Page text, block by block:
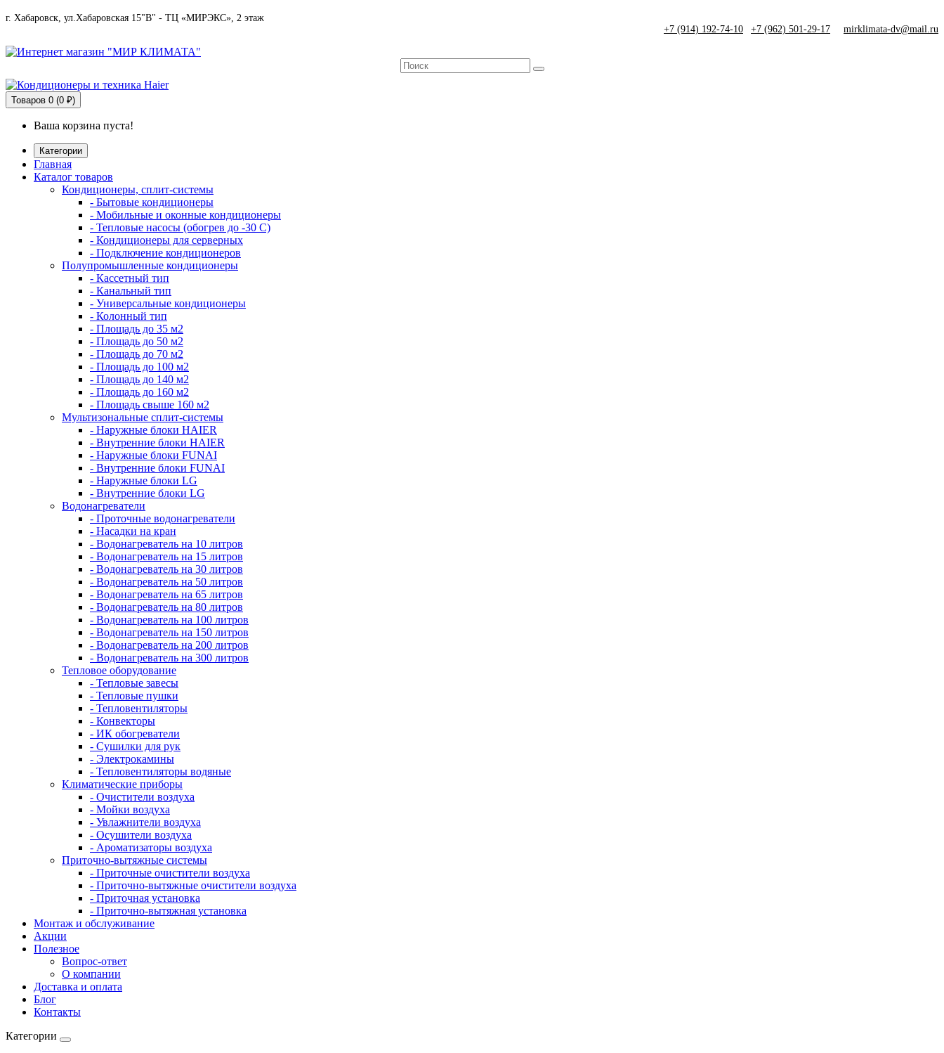
г. Хабаровск, ул.Хабаровская 15"В" - ТЦ «МИРЭКС», 2 этаж
+7 (914) 192-74-10
+7 (962) 501-29-17 mirklimata-dv@mail.ru
Товаров 0 (0 ₽)
Ваша корзина пуста!
Категории
Главная
Каталог товаров
Кондиционеры, сплит-системы
- Бытовые кондиционеры
- Мобильные и оконные кондиционеры
- Тепловые насосы (обогрев до -30 C)
- Кондиционеры для серверных
- Подключение кондиционеров
Полупромышленные кондиционеры
- Кассетный тип
- Канальный тип
- Универсальные кондиционеры
- Колонный тип
- Площадь до 35 м2
- Площадь до 50 м2
- Площадь до 70 м2
- Площадь до 100 м2
- Площадь до 140 м2
- Площадь до 160 м2
- Площадь свыше 160 м2
Мультизональные сплит-системы
- Наружные блоки HAIER
- Внутренние блоки HAIER
- Hаружные блоки FUNAI
- Внутренние блоки FUNAI
- Наружные блоки LG
- Внутренние блоки LG
Водонагреватели
- Проточные водонагреватели
- Наcадки на кран
- Водонагреватель на 10 литров
- Водонагреватель на 15 литров
- Водонагреватель на 30 литров
- Водонагреватель на 50 литров
- Водонагреватель на 65 литров
- Водонагреватель на 80 литров
- Водонагреватель на 100 литров
- Водонагреватель на 150 литров
- Водонагреватель на 200 литров
- Водонагреватель на 300 литров
Тепловое оборудование
- Тепловые завесы
- Тепловые пушки
- Тепловентиляторы
- Конвекторы
- ИК обогреватели
- Сушилки для рук
- Электрокамины
- Тепловентиляторы водяные
Климатические приборы
- Очистители воздуха
- Мойки воздуха
- Увлажнители воздуха
- Осушители воздуха
- Ароматизаторы воздуха
Приточно-вытяжные системы
- Приточные очистители воздуха
- Приточно-вытяжные очистители воздуха
- Приточная установка
- Приточно-вытяжная установка
Монтаж и обслуживание
Акции
Полезное
Вопрос-ответ
О компании
Доставка и оплата
Блог
Контакты
Категории